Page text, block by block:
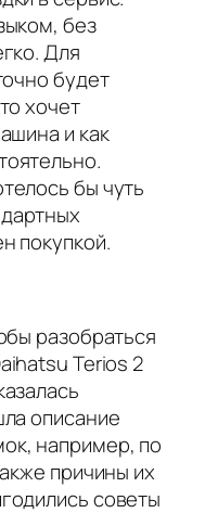
без
Для
будет
хочет
и как
бы чуть
покупкой.
разобраться
Terios 2
описание
например, по
причины их
советы